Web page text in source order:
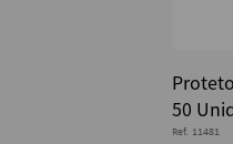
50
Ref. 11481